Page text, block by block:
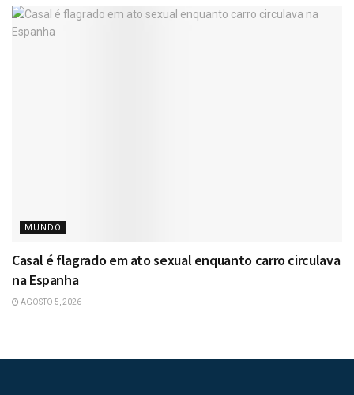
MUNDO
Casal é flagrado em ato sexual enquanto carro circulava
na Espanha
AGOSTO 5, 2026